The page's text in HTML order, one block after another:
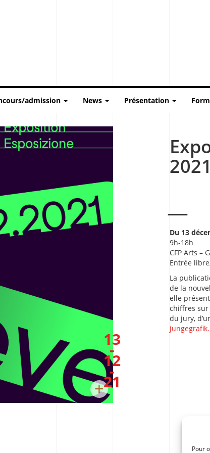
Pour
admission News Présentation
+
13
-
12
-
21
2021
Du 13
9h-18h
CFP Arts –
Entrée
La
de la
elle
chiffres sur
du jury,